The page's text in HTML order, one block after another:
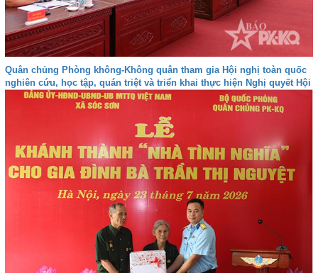
Quân chủng Phòng không-Không quân tham gia Hội nghị toàn quốc
nghiên cứu, học tập, quán triệt và triển khai thực hiện Nghị quyết Hội
nghị lần thứ ba Ban Chấp hành Trung ương Đảng khóa XIV